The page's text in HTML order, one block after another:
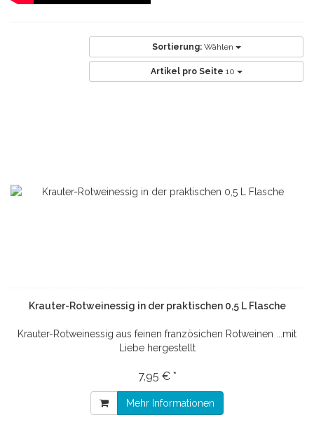
Sortierung: Wählen
Artikel pro Seite 10
Krauter-Rotweinessig in der praktischen 0,5 L Flasche
Krauter-Rotweinessig aus feinen französichen Rotweinen ...mit
Liebe hergestellt
7,95 € *
Mehr Informationen